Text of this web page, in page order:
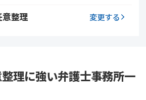
意整理 変更する
理に強い弁護士事務所一